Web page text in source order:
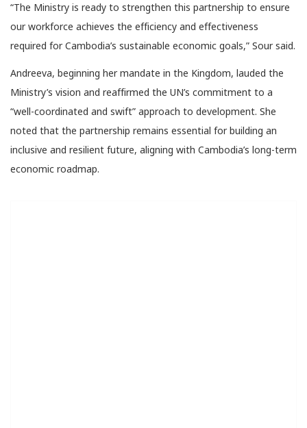
“The Ministry is ready to strengthen this partnership to ensure
our workforce achieves the efficiency and effectiveness
required for Cambodia’s sustainable economic goals,” Sour said.
Andreeva, beginning her mandate in the Kingdom, lauded the
Ministry’s vision and reaffirmed the UN’s commitment to a
“well-coordinated and swift” approach to development. She
noted that the partnership remains essential for building an
inclusive and resilient future, aligning with Cambodia’s long-term
economic roadmap.